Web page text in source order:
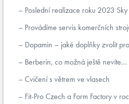
Poslední realizace roku 2023
Provádíme servis komerčních
Dopamin – jaké doplňky zvolit
Berberin, co možná ještě nevíte...
Cvičení s větrem ve vlasech
Fit-Pro Czech a Form Factory v